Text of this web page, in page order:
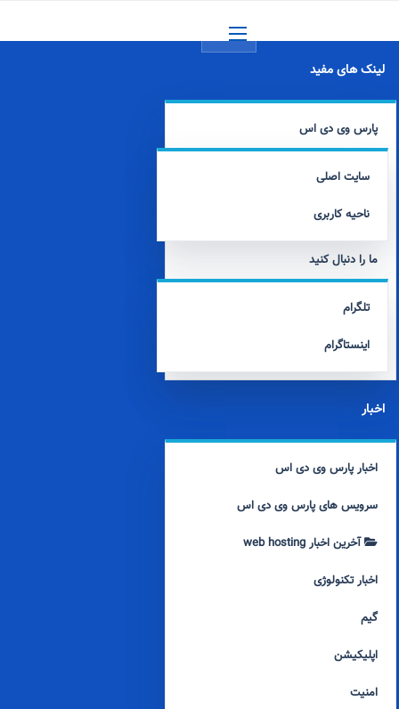
لینک های مفید
پارس وی دی اس
سایت اصلی
ناحیه کاربری
ما را دنبال کنید
تلگرام
اینستاگرام
اخبار
اخبار پارس وی دی اس
سرویس های پارس وی دی اس
آخرین اخبار web hosting
اخبار تکنولوژی
گیم
اپلیکیشن
امنیت